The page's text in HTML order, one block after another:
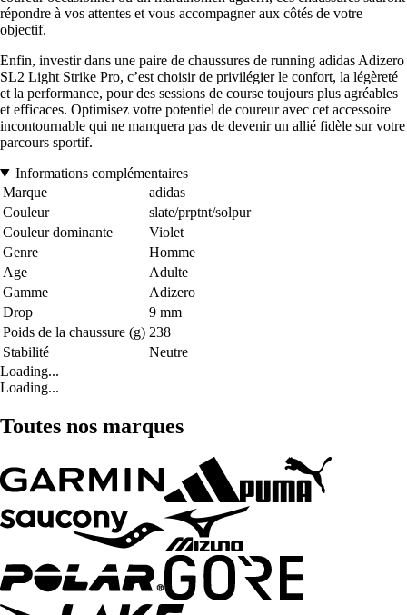
répondre à vos attentes et vous accompagner aux côtés de votre
objectif.
Enfin, investir dans une paire de chaussures de running adidas Adizero
SL2 Light Strike Pro, c’est choisir de privilégier le confort, la légèreté
et la performance, pour des sessions de course toujours plus agréables
et efficaces. Optimisez votre potentiel de coureur avec cet accessoire
incontournable qui ne manquera pas de devenir un allié fidèle sur votre
parcours sportif.
Informations complémentaires
Marque
adidas
Couleur
slate/prptnt/solpur
Couleur dominante
Violet
Genre
Homme
Age
Adulte
Gamme
Adizero
Drop
9 mm
Poids de la chaussure (g) 238
Stabilité
Neutre
Loading...
Loading...
Toutes nos marques